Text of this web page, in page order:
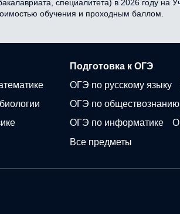
специалитета) в 2026 году на
обучения и проходным баллом.
Подготовка к ОГЭ
ОГЭ по русскому языку
ОГЭ по обществознанию
ОГЭ по информатике
Все предметы